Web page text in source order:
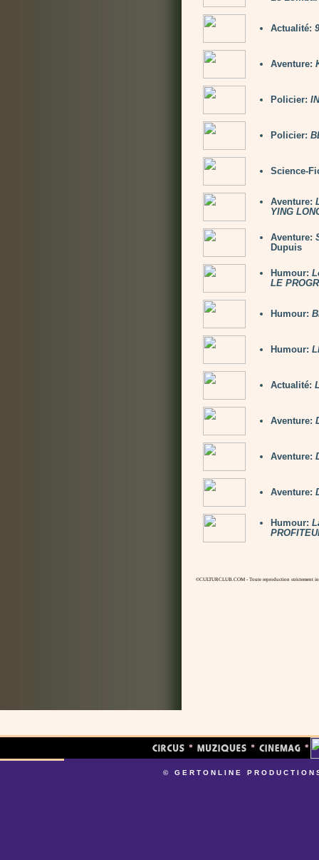
Actualité:
Aventure:
Policier:
Policier:
Science-
Aventure:
YING
Aventure:
Dupuis
Humour:
LE
Humour:
Humour:
Actualité:
Aventure:
Aventure:
Aventure:
Humour:
©CULTURCLUB.COM - Toute reproduction strictement
© GERTONLINE